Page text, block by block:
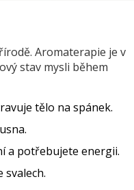
Aromaterapie je v
stav mysli během
tělo na spánek.
a potřebujete energii.